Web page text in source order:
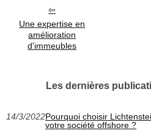
Une expertise en
amélioration
d'immeubles
Les dernières
14/3/2022Pourquoi choisir
votre société offshore ?